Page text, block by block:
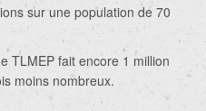
sur une population de 70
TLMEP fait encore 1 million
moins nombreux.